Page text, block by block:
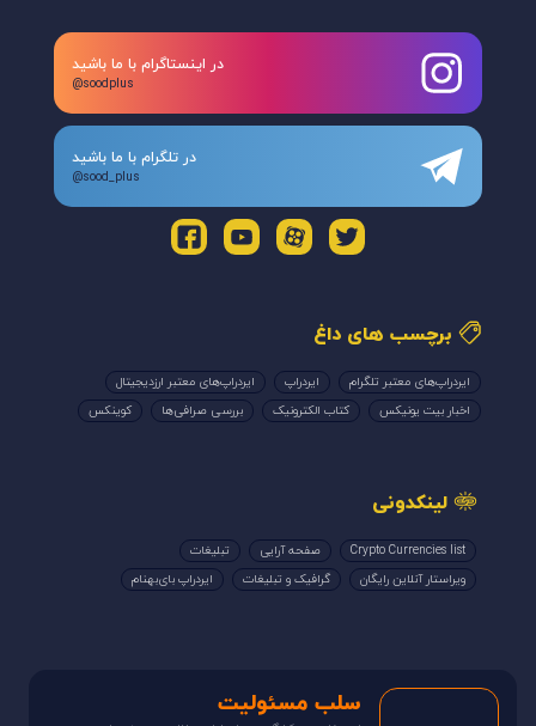
در اینستاگرام با ما باشید
@soodplus
در تلگرام با ما باشید
@sood_plus
برچسب های داغ
ایردراپ‌های معتبر تلگرام ایردراپ
ایردراپ‌های معتبر ارزدیجیتال
اخبار بیت یونیکس
کتاب الکترونیک بررسی صرافی‌ها کوینکس
لینکدونی
Crypto Currencies list صفحه آرایی
تبلیغات
ویراستار آنلاین رایگان
گرافیک و تبلیغات ایردراپ بای‌بهنام
سلب مسئولیت